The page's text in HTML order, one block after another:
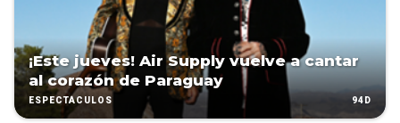
¡Este jueves! Air Supply vuelve a cantar
al corazón de Paraguay
ESPECTÁCULOS 94D